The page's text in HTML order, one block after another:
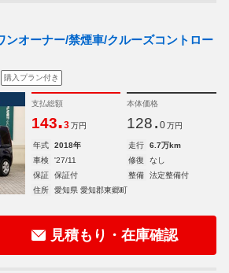
ンオーナー/禁煙車/クルーズコントロー
購入プラン付き
支払総額
143.3 万円
本体価格
128. 0 万円
年式 2018年 走行
6.7万km
車検
'27/11 修復
なし
保証
保証付 整備
法定整備付
住所
愛知県 愛知郡東郷町
見積もり・在庫確認